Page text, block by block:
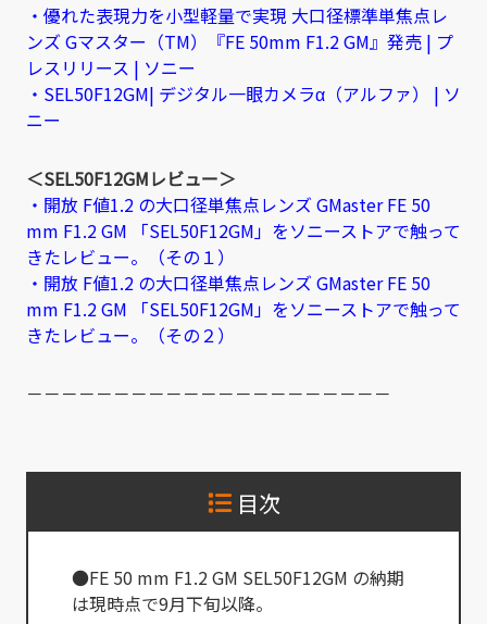
・優れた表現力を小型軽量で実現 大口径標準単焦点レ
ンズ Gマスター（TM）『FE 50mm F1.2 GM』発売 | プ
レスリリース | ソニー
・SEL50F12GM| デジタル一眼カメラα（アルファ） | ソ
ニー
＜SEL50F12GMレビュー＞
・開放 F値1.2 の大口径単焦点レンズ GMaster FE 50
mm F1.2 GM 「SEL50F12GM」をソニーストアで触って
きたレビュー。（その１）
・開放 F値1.2 の大口径単焦点レンズ GMaster FE 50
mm F1.2 GM 「SEL50F12GM」をソニーストアで触って
きたレビュー。（その２）
－－－－－－－－－－－－－－－－－－－－－
目次
●FE 50 mm F1.2 GM SEL50F12GM の納期
は現時点で9月下旬以降。